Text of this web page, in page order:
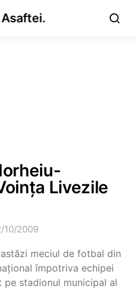
Livezile
10/2009
meciul de fotbal din
împotriva echipei
pe stadionul municipal al